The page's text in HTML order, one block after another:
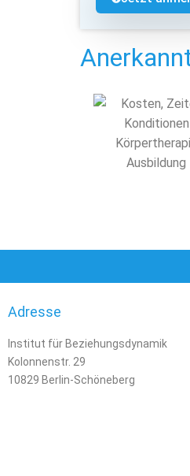
Adresse
Institut für Beziehungsdynamik
Kolonnenstr. 29
10829 Berlin-Schöneberg